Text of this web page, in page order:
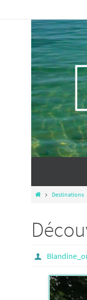
Destinations